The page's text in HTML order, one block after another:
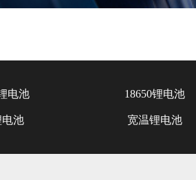
电池 18650锂电池
池 宽温锂电池